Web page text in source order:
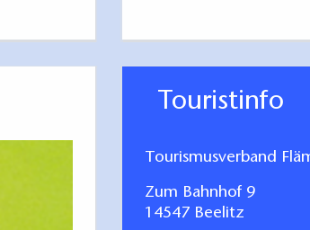
Touristinfo
Tourismusverband
Zum Bahnhof 9
14547 Beelitz